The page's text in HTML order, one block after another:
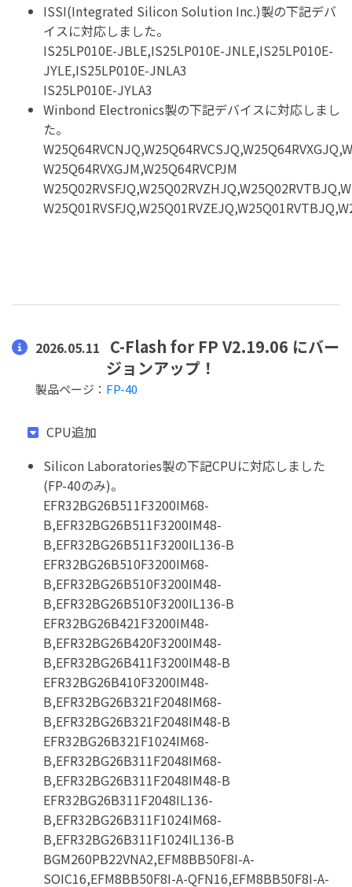
ISSI(Integrated Silicon Solution Inc.)製の下記デバ
イスに対応しました。
IS25LP010E-JBLE,IS25LP010E-JNLE,IS25LP010E-
JYLE,IS25LP010E-JNLA3
IS25LP010E-JYLA3
Winbond Electronics製の下記デバイスに対応しまし
た。
W25Q64RVXGJM,W25Q64RVCPJM
2026.05.11
C-Flash for FP V2.19.06 にバー
ジョンアップ！
製品ページ： FP-40
CPU追加
Silicon Laboratories製の下記CPUに対応しました
(FP-40のみ)。
EFR32BG26B511F3200IM68-
B,EFR32BG26B511F3200IM48-
B,EFR32BG26B511F3200IL136-B
EFR32BG26B510F3200IM68-
B,EFR32BG26B510F3200IM48-
B,EFR32BG26B510F3200IL136-B
EFR32BG26B421F3200IM48-
B,EFR32BG26B420F3200IM48-
B,EFR32BG26B411F3200IM48-B
EFR32BG26B410F3200IM48-
B,EFR32BG26B321F2048IM68-
B,EFR32BG26B321F2048IM48-B
EFR32BG26B321F1024IM68-
B,EFR32BG26B311F2048IM68-
B,EFR32BG26B311F2048IM48-B
EFR32BG26B311F2048IL136-
B,EFR32BG26B311F1024IM68-
B,EFR32BG26B311F1024IL136-B
BGM260PB22VNA2,EFM8BB50F8I-A-
SOIC16,EFM8BB50F8I-A-QFN16,EFM8BB50F8I-A-